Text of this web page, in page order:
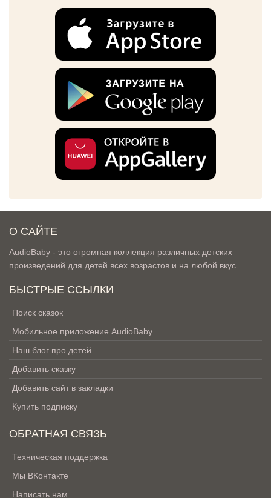
О САЙТЕ
AudioBaby - это огромная коллекция различных детских
произведений для детей всех возрастов и на любой вкус
БЫСТРЫЕ ССЫЛКИ
Поиск сказок
Мобильное приложение AudioBaby
Наш блог про детей
Добавить сказку
Добавить сайт в закладки
Купить подписку
ОБРАТНАЯ СВЯЗЬ
Техническая поддержка
Мы ВКонтакте
Написать нам